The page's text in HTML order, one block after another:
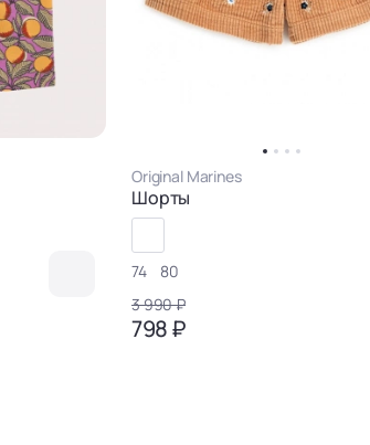
Original Marines
Шорты
74
80
3 990 ₽
798 ₽